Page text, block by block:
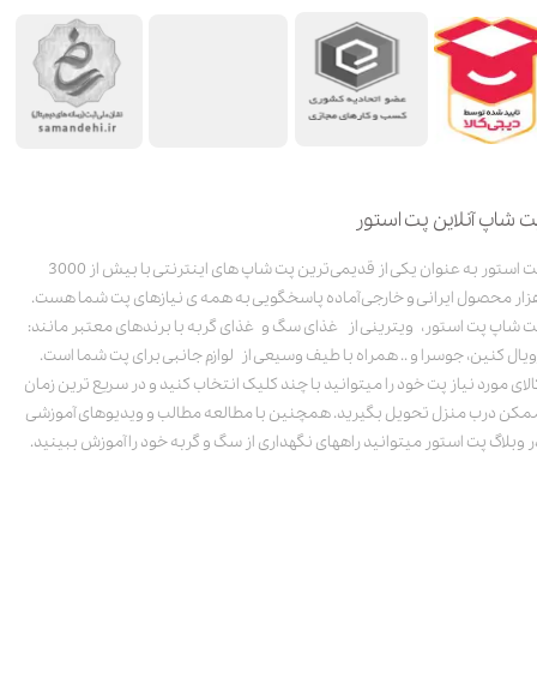
شاپ آنلاین پت استور
پت استور به عنوان یکی از قدیمی‌ترین پت شاپ های اینترنتی با بیش از 3000
محصول ایرانی و خارجی آماده پاسخگویی به همه ی نیازهای پت شما هست.
شاپ پت استور، ویترینی از غذای سگ و غذای گربه با برندهای معتبر مانند:
کنین، جوسرا و .. همراه با طیف وسیعی از لوازم جانبی برای پت شما است.
مورد نیاز پت خود را میتوانید با چند کلیک انتخاب کنید و در سریع ترین زمان
درب منزل تحویل بگیرید. همچنین با مطالعه مطالب و ویدیوهای آموزشی
وبلاگ پت استور میتوانید راههای نگهداری از سگ و گربه خود را آموزش ببینید.